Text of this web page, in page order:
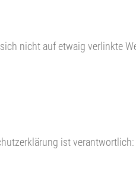
nicht auf etwaig verlinkte
ist verantwortlich: